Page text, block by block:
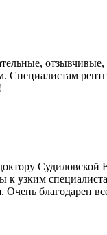
отзывчивые,
Специалистам
Судиловской
к узким
Очень благодарен